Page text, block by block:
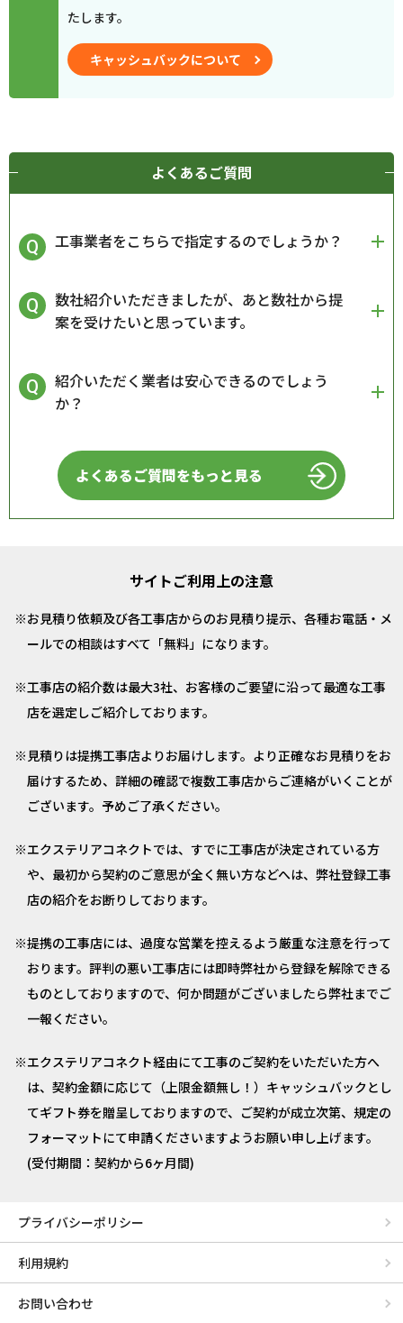
たします。
キャッシュバックについて
よくあるご質問
工事業者をこちらで指定するのでしょうか？
数社紹介いただきましたが、あと数社から提
案を受けたいと思っています。
紹介いただく業者は安心できるのでしょう
か？
よくあるご質問をもっと見る
サイトご利用上の注意
お見積り依頼及び各工事店からのお見積り提示、各種お電話・メ
ールでの相談はすべて「無料」になります。
工事店の紹介数は最大3社、お客様のご要望に沿って最適な工事
店を選定しご紹介しております。
見積りは提携工事店よりお届けします。より正確なお見積りをお
届けするため、詳細の確認で複数工事店からご連絡がいくことが
ございます。予めご了承ください。
エクステリアコネクトでは、すでに工事店が決定されている方
や、最初から契約のご意思が全く無い方などへは、弊社登録工事
店の紹介をお断りしております。
提携の工事店には、過度な営業を控えるよう厳重な注意を行って
おります。評判の悪い工事店には即時弊社から登録を解除できる
ものとしておりますので、何か問題がございましたら弊社までご
一報ください。
エクステリアコネクト経由にて工事のご契約をいただいた方へ
は、契約金額に応じて（上限金額無し！）キャッシュバックとし
てギフト券を贈呈しておりますので、ご契約が成立次第、規定の
フォーマットにて申請くださいますようお願い申し上げます。
(受付期間：契約から6ヶ月間)
プライバシーポリシー
利用規約
お問い合わせ